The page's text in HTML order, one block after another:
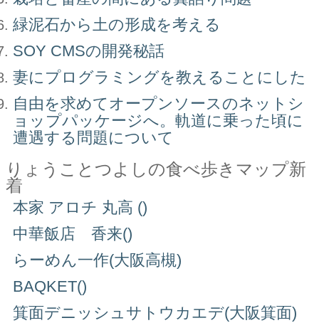
緑泥石から土の形成を考える
SOY CMSの開発秘話
妻にプログラミングを教えることにした
自由を求めてオープンソースのネットシ
ョップパッケージへ。軌道に乗った頃に
遭遇する問題について
りょうことつよしの食べ歩きマップ新
着
本家 アロチ 丸高 ()
中華飯店 香来()
らーめん一作(大阪高槻)
BAQKET()
箕面デニッシュサトウカエデ(大阪箕面)